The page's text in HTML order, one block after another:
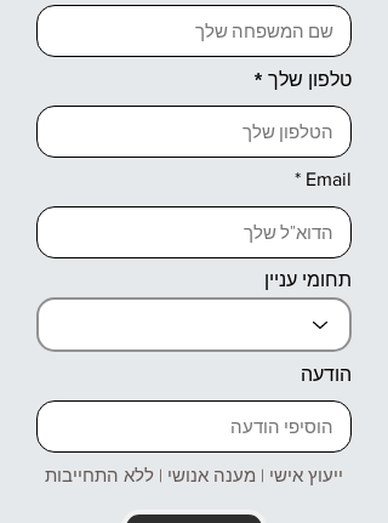
טלפון שלך
Email
תחומי עניין
הודעה
ייעוץ אישי | מענה אנושי | ללא התחייבות